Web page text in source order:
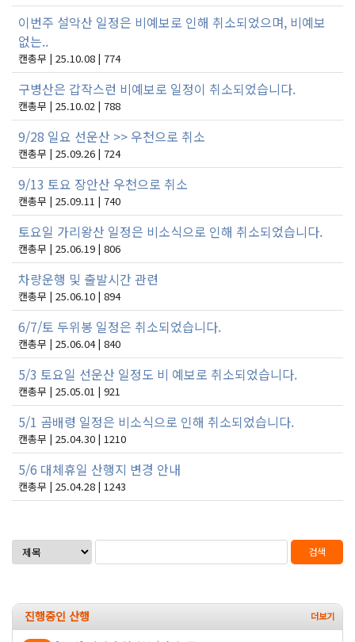
이번주 설악산 일정은 비예보로 인해 취소되었으며, 비예보
없는..
캔총무 | 25.10.08 | 774
구병산은 갑작스런 비예보로 일정이 취소되었습니다.
캔총무 | 25.10.02 | 788
9/28 일요 선운산 >> 우천으로 취소
캔총무 | 25.09.26 | 724
9/13 토요 장안산 우천으로 취소
캔총무 | 25.09.11 | 740
토요일 가리왕산 일정은 비소식으로 인해 취소되었습니다.
캔총무 | 25.06.19 | 806
차량운행 및 출발시간 관련
캔총무 | 25.06.10 | 894
6/7/토 두위봉 일정은 취소되었습니다.
캔총무 | 25.06.04 | 840
5/3 토요일 선운산 일정도 비 예보로 취소되었습니다.
캔총무 | 25.05.01 | 921
5/1 곰배령 일정은 비소식으로 인해 취소되었습니다.
캔총무 | 25.04.30 | 1210
5/6 대체휴일 산행지 변경 안내
캔총무 | 25.04.28 | 1243
검색
진행중인 산행